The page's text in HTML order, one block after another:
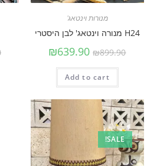
מנורות וינטאג'
H24 מנורה וינטאג' לבן היסטרי
₪899.90
₪639.90
Add to cart
SALE!